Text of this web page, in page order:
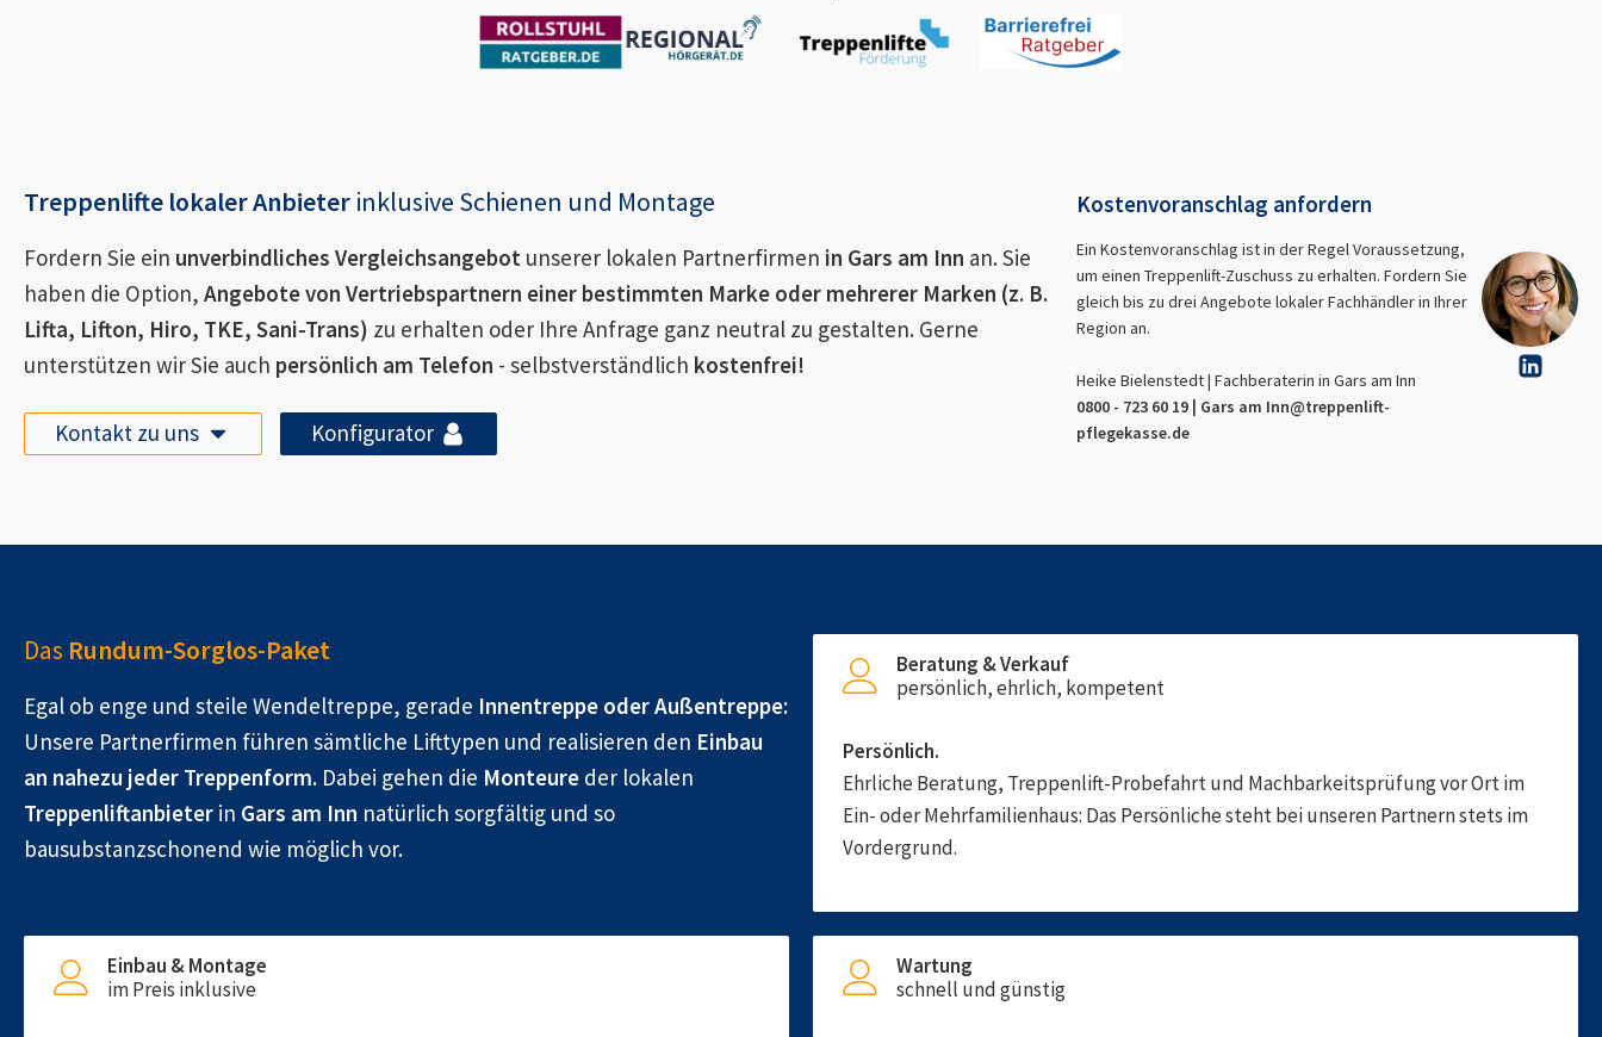
Treppenlifte lokaler Anbieter inklusive Schienen und Montage
Fordern Sie ein unverbindliches Vergleichsangebot unserer lokalen Partnerfirmen in Gars am Inn an. Sie
haben die Option, Angebote von Vertriebspartnern einer bestimmten Marke oder mehrerer Marken (z. B.
Lifta, Lifton, Hiro, TKE, Sani-Trans) zu erhalten oder Ihre Anfrage ganz neutral zu gestalten. Gerne
unterstützen wir Sie auch persönlich am Telefon - selbstverständlich kostenfrei!
Kontakt zu uns Konfigurator
Kostenvoranschlag anfordern
Ein Kostenvoranschlag ist in der Regel Voraussetzung,
um einen Treppenlift-Zuschuss zu erhalten. Fordern Sie
gleich bis zu drei Angebote lokaler Fachhändler in Ihrer
Region an.
Heike Bielenstedt | Fachberaterin in Gars am Inn
0800 - 723 60 19 | Gars am Inn@treppenlift-
pflegekasse.de
Das Rundum-Sorglos-Paket
Egal ob enge und steile Wendeltreppe, gerade Innentreppe oder Außentreppe:
Unsere Partnerfirmen führen sämtliche Lifttypen und realisieren den Einbau
an nahezu jeder Treppenform. Dabei gehen die Monteure der lokalen
Treppenliftanbieter in Gars am Inn natürlich sorgfältig und so
bausubstanzschonend wie möglich vor.
Beratung & Verkauf
persönlich, ehrlich, kompetent
Persönlich.
Ehrliche Beratung, Treppenlift-Probefahrt und Machbarkeitsprüfung vor Ort im
Ein- oder Mehrfamilienhaus: Das Persönliche steht bei unseren Partnern stets im
Vordergrund.
Einbau & Montage
im Preis inklusive
Wartung
schnell und günstig